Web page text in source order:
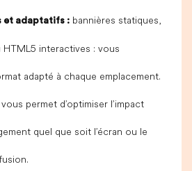
et adaptatifs : bannières statiques,
interactives : vous
adapté à chaque emplacement.
permet d’optimiser l’impact
quel que soit l’écran ou le